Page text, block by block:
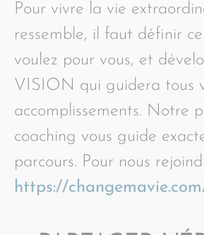
Pour vivre la vie
ressemble, il faut définir
voulez pour vous, et
VISION qui guidera tous
accomplissements. Notre
coaching vous guide
parcours. Pour nous
https://